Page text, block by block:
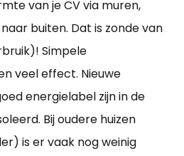
van je CV via muren,
buiten. Dat is zonde van
Simpele
veel effect. Nieuwe
energielabel zijn in de
Bij oudere huizen
is er vaak nog weinig